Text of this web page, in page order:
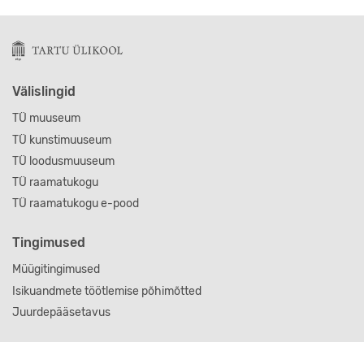
Välislingid
TÜ muuseum
TÜ kunstimuuseum
TÜ loodusmuuseum
TÜ raamatukogu
TÜ raamatukogu e-pood
Tingimused
Müügitingimused
Isikuandmete töötlemise põhimõtted
Juurdepääsetavus